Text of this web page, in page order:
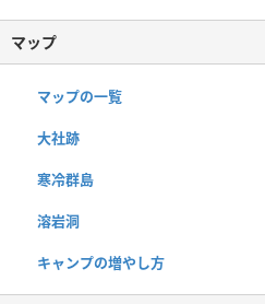
マップ
マップの一覧
大社跡
寒冷群島
溶岩洞
キャンプの増やし方